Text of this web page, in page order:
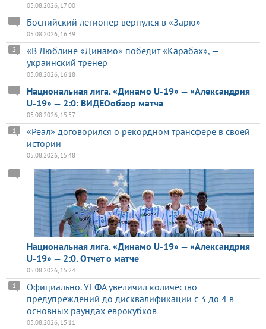
05.08.2026, 17:00
Боснийский легионер вернулся в «Зарю»
05.08.2026, 16:39
«В Люблине «Динамо» победит «Карабах», —
украинский тренер
2
05.08.2026, 16:18
Национальная лига. «Динамо U-19» — «Александрия
U-19» — 2:0: ВИДЕОобзор матча
05.08.2026, 15:57
«Реал» договорился о рекордном трансфере в своей
истории
1
05.08.2026, 15:48
Национальная лига. «Динамо U-19» — «Александрия
U-19» — 2:0. Отчет о матче
05.08.2026, 15:24
Официально. УЕФА увеличил количество
предупреждений до дисквалификации с 3 до 4 в
основных раундах еврокубков
1
05.08.2026, 15:11